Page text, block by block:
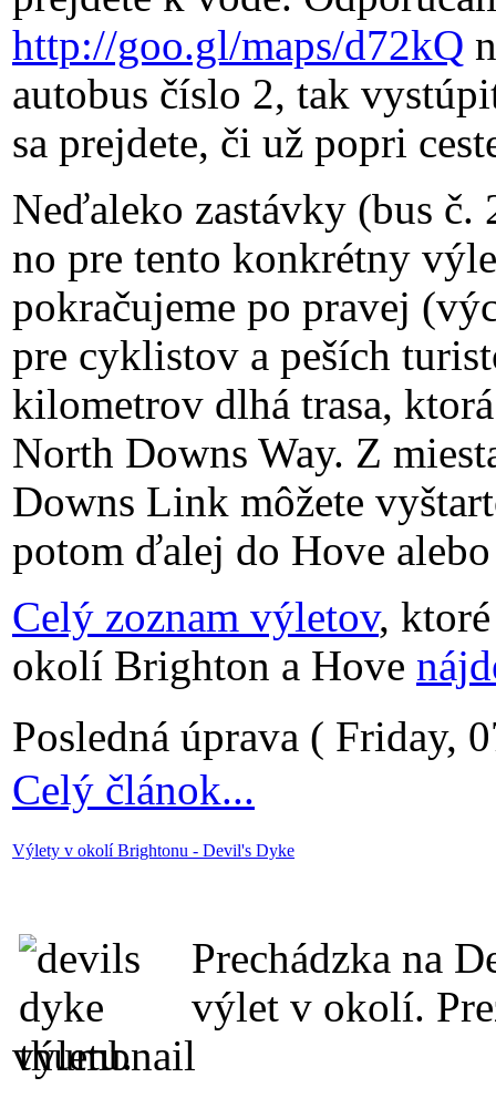
http://goo.gl/maps/d72kQ
autobus číslo 2, tak
sa prejdete, či už popri
Neďaleko zastávky (bus
no pre tento konkrétny
pokračujeme po pravej
pre cyklistov a peších
kilometrov dlhá trasa,
North Downs Way. Z
Downs Link môžete
potom ďalej do Hove
Celý zoznam výletov,
okolí Brighton a Hove
Posledná úprava ( Friday,
Celý článok...
Výlety v okolí Brightonu - Devil's Dyke
Prechádzka na
výlet v okolí.
výletu.